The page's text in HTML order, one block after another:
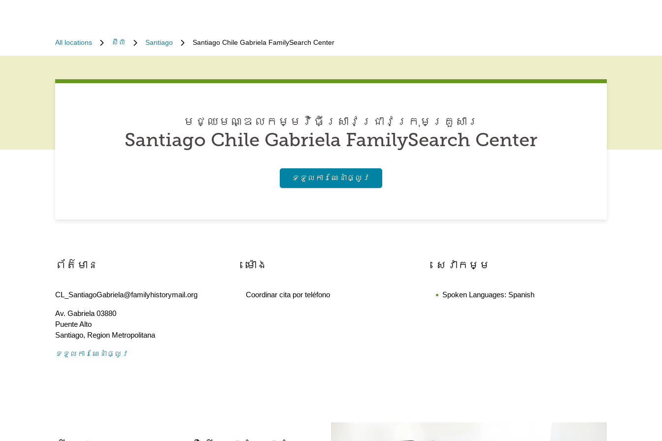
All locations ស៊ីលី Santiago Santiago Chile Gabriela FamilySearch Center
មជ្ឈមណ្ឌល​កម្មវិធី​ស្រាវជ្រាវ​ក្រុមគ្រួសារ
Santiago Chile Gabriela FamilySearch Center
ទទួល​ការណែនាំ​ផ្លូវ
ព័ត៌មាន
CL_SantiagoGabriela@familyhistorymail.org
Av. Gabriela 03880
Puente Alto
Santiago, Region Metropolitana
ទទួល​ការណែនាំ​ផ្លូវ
ម៉ោង
Coordinar cita por teléfono
សេវាកម្ម
Spoken Languages: Spanish